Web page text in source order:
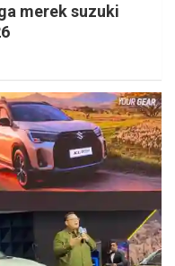
merek suzuki